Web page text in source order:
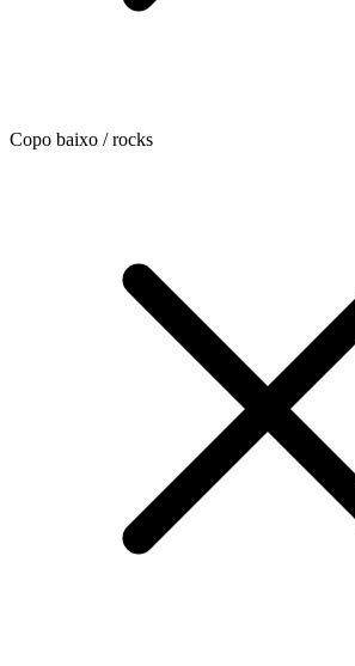
Copo baixo / rocks